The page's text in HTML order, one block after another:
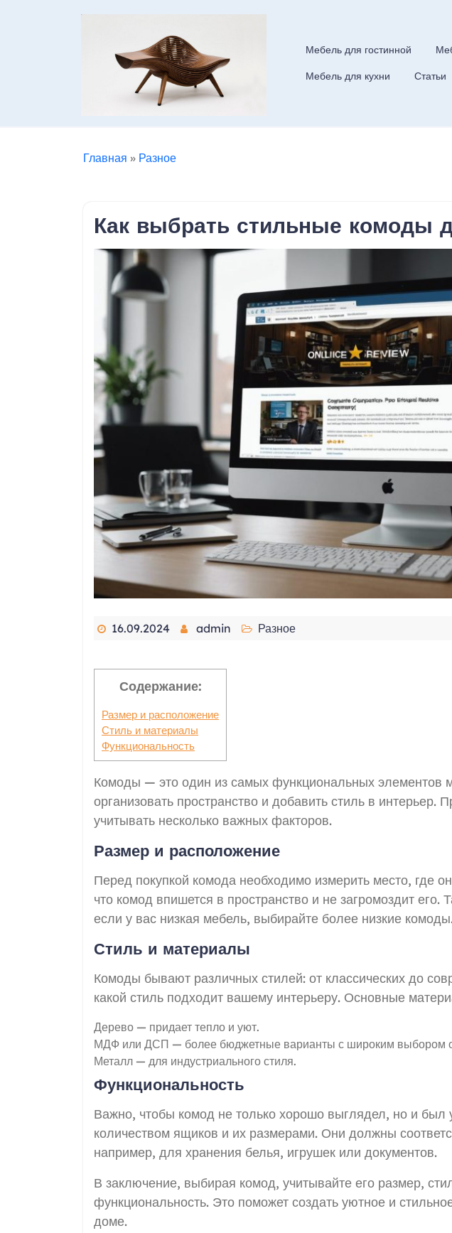
Мебель для гостинной
Мебель для кухни Статьи
Главная » Разное
Как выбрать стильные комоды
16.09.2024 admin Разное
Содержание:
Размер и расположение
Стиль и материалы
Функциональность
Комоды — это один из самых функциональных элементов
организовать пространство и добавить стиль в интерьер.
учитывать несколько важных факторов.
Размер и расположение
Перед покупкой комода необходимо измерить место, где
что комод впишется в пространство и не загромоздит его.
если у вас низкая мебель, выбирайте более низкие
Стиль и материалы
Комоды бывают различных стилей: от классических до
какой стиль подходит вашему интерьеру. Основные
Дерево — придает тепло и уют.
МДФ или ДСП — более бюджетные варианты с широким выбором
Металл — для индустриального стиля.
Функциональность
Важно, чтобы комод не только хорошо выглядел, но и был
количеством ящиков и их размерами. Они должны
например, для хранения белья, игрушек или документов.
В заключение, выбирая комод, учитывайте его размер,
функциональность. Это поможет создать уютное и
доме.